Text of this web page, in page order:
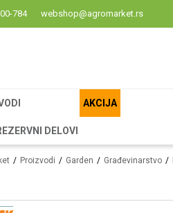
784 webshop@agromarket.rs
AKCIJA
DELOVI
Proizvodi Garden Građevinarstvo